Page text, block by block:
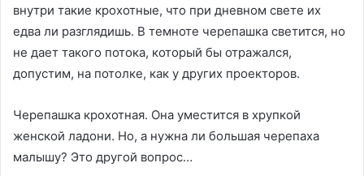
внутри такие крохотные, что при дневном свете их
едва ли разглядишь. В темноте черепашка светится, но
не дает такого потока, который бы отражался,
допустим, на потолке, как у других проекторов.
Черепашка крохотная. Она уместится в хрупкой
женской ладони. Но, а нужна ли большая черепаха
малышу? Это другой вопрос…